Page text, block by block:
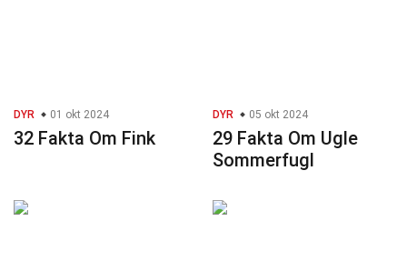
DYR 01 okt 2024
32 Fakta Om Fink
DYR 05 okt 2024
29 Fakta Om Ugle
Sommerfugl